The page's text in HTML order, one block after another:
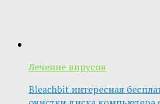
Лечение вирусов
Bleachbit интересная